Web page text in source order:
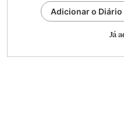
Adicionar o Diário
Já